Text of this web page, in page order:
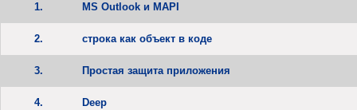
1. MS Outlook и MAPI
2. строка как объект в коде
3. Простая защита приложения
4. Deep